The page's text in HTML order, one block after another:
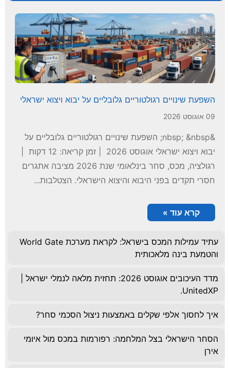
השפעת שינויים רגולטוריים גלובליים על יבוא ויצוא ישראלי
09 אוגוסט 2026
&nbsp; &nbsp; השפעת שינויים רגולטוריים גלובליים על
יבוא ויצוא ישראלי אוגוסט 2026 | זמן קריאה: 12 דקות |
רגולציה, מכס, סחר בינלאומי שנת 2026 מציבה אתגרים
חסרי תקדים בפני היבוא והיצוא הישראלי. הצטלבות...
קרא עוד »
עתיד עמילות המכס בישראל: לקראת מערכת World Gate
והטמעת בינה מלאכותית
מדד העיכובים אוגוסט 2026: תחזית מלאה לנמלי ישראל |
UnitedXP.
איך לחסוך אלפי שקלים באמצעות ניצול הסכמי סחר?
הסחר הישראלי בצל המלחמה: רפורמות במכס מול איומי
אירן